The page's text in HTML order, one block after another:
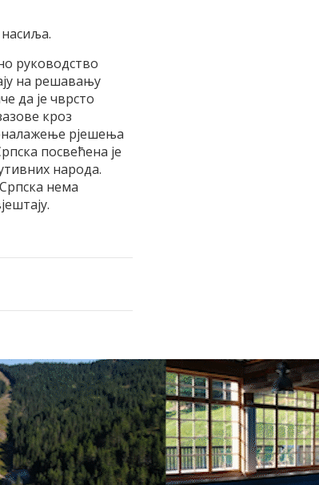
руководство
на решавању
да је чврсто
кроз
рјешења
посвећена је
народа.
нема